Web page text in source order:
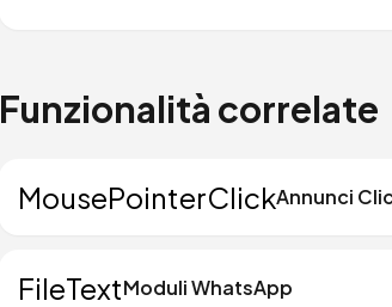
Funzionalità correlate
MousePointerClickAnnunci
FileTextModuli WhatsApp